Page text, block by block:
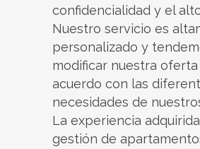
confidencialidad y el
Nuestro servicio es
personalizado y
modificar nuestra oferta
acuerdo con las
necesidades de
La experiencia
gestión de